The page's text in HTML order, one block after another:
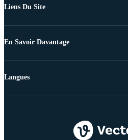
Liens Du Site
En Savoir Davantage
Langues